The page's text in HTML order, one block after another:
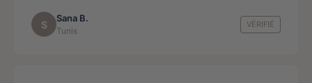
S
Sana B.
Tunis
VÉRIFIÉ